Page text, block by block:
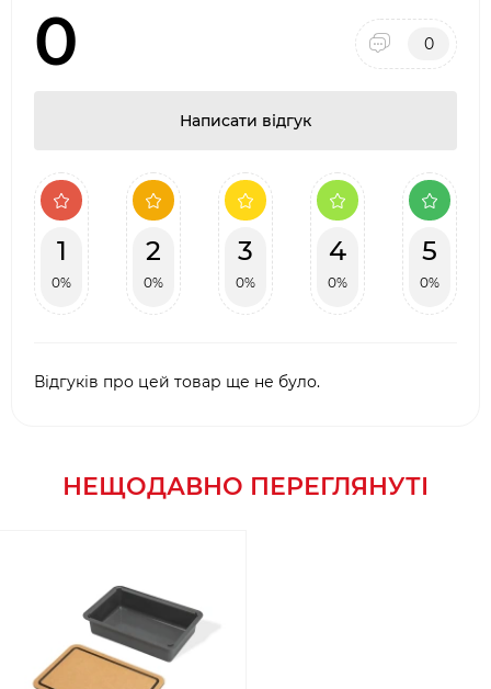
0 0
Написати відгук
1
0%
2
0%
3
0%
4
0%
5
0%
Відгуків про цей товар ще не було.
НЕЩОДАВНО ПЕРЕГЛЯНУТІ